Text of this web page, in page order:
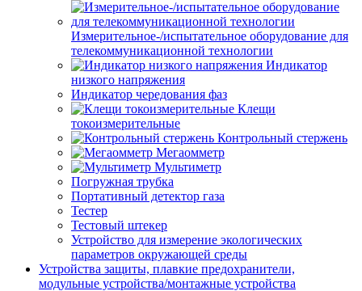
Измерительное-/испытательное оборудование для
телекоммуникационной технологии
Индикатор
низкого напряжения
Индикатор чередования фаз
Клещи
токоизмерительные
Контрольный стержень
Мегаомметр
Мультиметр
Погружная трубка
Портативный детектор газа
Тестер
Тестовый штекер
Устройство для измерение экологических
параметров окружающей среды
Устройства защиты, плавкие предохранители,
модульные устройства/монтажные устройства